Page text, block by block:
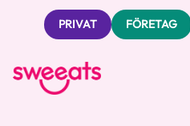
PRIVAT FÖRETAG